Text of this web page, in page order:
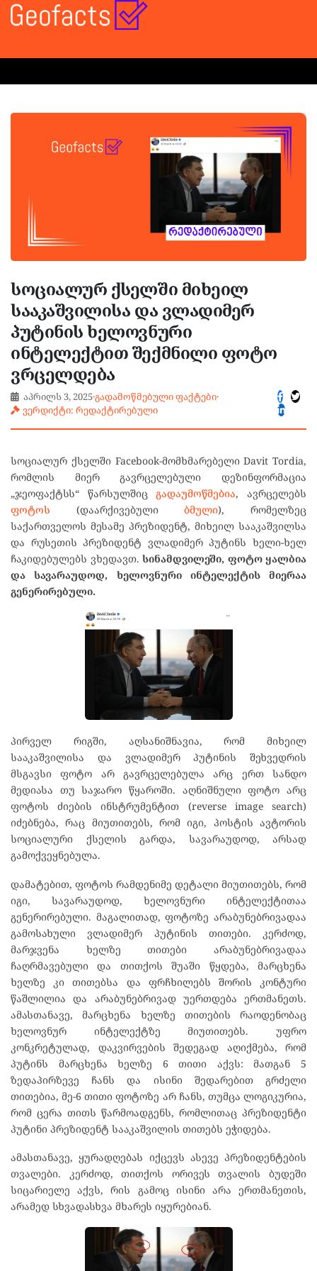
სოციალურ ქსელში მიხეილ
სააკაშვილისა და ვლადიმერ
პუტინის ხელოვნური
ინტელექტით შექმნილი ფოტო
ვრცელდება
აპრილს 3, 2025·გადამოწმებული ფაქტები·
ვერდიქტი: რედაქტირებული
სოციალურ ქსელში Facebook-მომხმარებელი Davit Tordia,
რომლის მიერ გავრცელებული დეზინფორმაცია
„ჯეოფაქტსს“ წარსულშიცგადაუმოწმებია, ავრცელებს
ფოტოს (დაარქივებულიბმული), რომელზეც
საქართველოს მესამე პრეზიდენტ, მიხეილ სააკაშვილსა
და რუსეთის პრეზიდენტ ვლადიმერ პუტინს ხელი-ხელ
ჩაკიდებულებს ვხედავთ. სინამდვილეში, ფოტო ყალბია
და სავარაუდოდ, ხელოვნური ინტელექტის მიერაა
გენერირებული.
პირველ რიგში, აღსანიშნავია, რომ მიხეილ
სააკაშვილისა და ვლადიმერ პუტინის შეხვედრის
მსგავსი ფოტო არ გავრცელებულა არც ერთ სანდო
მედიასა თუ საჯარო წყაროში. აღნიშნული ფოტო არც
ფოტოს ძიების ინსტრუმენტით (reverse image search)
იძებნება, რაც მიუთითებს, რომ იგი, პოსტის ავტორის
სოციალური ქსელის გარდა, სავარაუდოდ, არსად
გამოქვეყნებულა.
დამატებით, ფოტოს რამდენიმე დეტალი მიუთითებს, რომ
იგი, სავარაუდოდ, ხელოვნური ინტელექტითაა
გენერირებული. მაგალითად, ფოტოზე არაბუნებრივადაა
გამოსახული ვლადიმერ პუტინის თითები. კერძოდ,
მარჯვენა ხელზე თითები არაბუნებრივადაა
ჩაღრმავებული და თითქოს შუაში წყდება, მარცხენა
ხელზე კი თითებსა და ფრჩხილებს შორის კონტური
წაშლილია და არაბუნებრივად უერთდება ერთმანეთს.
ამასთანავე, მარცხენა ხელზე თითების რაოდენობაც
ხელოვნურ ინტელექტზე მიუთითებს. უფრო
კონკრეტულად, დაკვირვების შედეგად აღიქმება, რომ
პუტინს მარცხენა ხელზე 6 თითი აქვს: მათგან 5
ზედაპირზევე ჩანს და ისინი შედარებით გრძელი
თითებია, მე-6 თითი ფოტოზე არ ჩანს, თუმცა ლოგიკურია,
რომ ცერა თითს წარმოადგენს, რომლითაც პრეზიდენტი
პუტინი პრეზიდენტ სააკაშვილის თითებს ეჭიდება.
ამასთანავე, ყურადღებას იქცევს ასევე პრეზიდენტების
თვალები. კერძოდ, თითქოს ორივეს თვალის ბუდეში
სიცარიელე აქვს, რის გამოც ისინი არა ერთმანეთის,
არამედ სხვადასხვა მხარეს იყურებიან.